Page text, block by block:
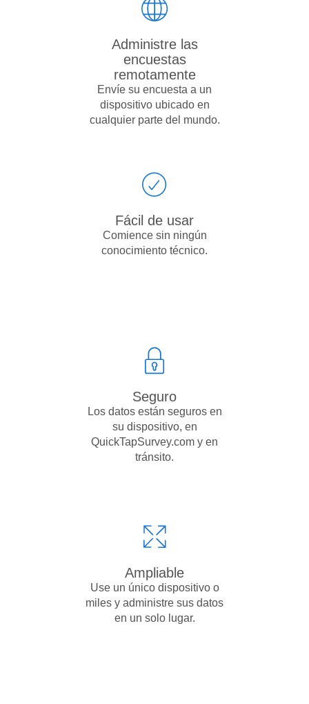
Administre las
encuestas
remotamente
Envíe su encuesta a un
dispositivo ubicado en
cualquier parte del mundo.
Fácil de usar
Comience sin ningún
conocimiento técnico.
Seguro
Los datos están seguros en
su dispositivo, en
QuickTapSurvey.com y en
tránsito.
Ampliable
Use un único dispositivo o
miles y administre sus datos
en un solo lugar.